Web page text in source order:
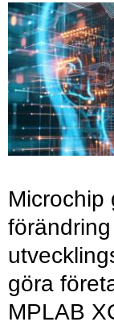
Microchip
göra
MPLAB